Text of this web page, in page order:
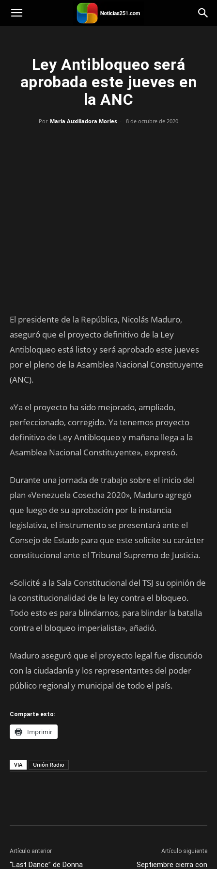
Noticias251
Ley Antibloqueo será
aprobada este jueves en
la ANC
Por María Auxiliadora Morles - 8 de octubre de 2020
El presidente de la República, Nicolás Maduro,
aseguró que el proyecto definitivo de la Ley
Antibloqueo está listo y será aprobado este jueves
por el pleno de la Asamblea Nacional Constituyente
(ANC).
«Ya el proyecto ha sido mejorado, ampliado,
perfeccionado, corregido. Ya tenemos proyecto
definitivo de Ley Antibloqueo y mañana llega a la
Asamblea Nacional Constituyente», expresó.
Durante una jornada de trabajo sobre el inicio del
plan «Venezuela Cosecha 2020», Maduro agregó
que luego de su aprobación por la instancia
legislativa, el instrumento se presentará ante el
Consejo de Estado para que este solicite su carácter
constitucional ante el Tribunal Supremo de Justicia.
«Solicité a la Sala Constitucional del TSJ su opinión de
la constitucionalidad de la ley contra el bloqueo.
Todo esto es para blindarnos, para blindar la batalla
contra el bloqueo imperialista», añadió.
Maduro aseguró que el proyecto legal fue discutido
con la ciudadanía y los representantes del poder
público regional y municipal de todo el país.
Comparte esto:
Imprimir
VIA Unión Radio
Artículo anterior
“Last Dance” de Donna
Artículo siguiente
Septiembre cierra con